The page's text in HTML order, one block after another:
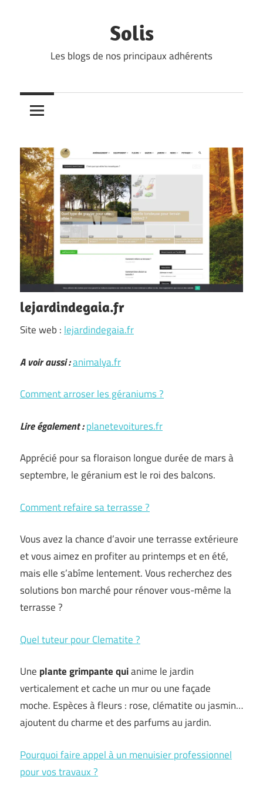
Solis
Les blogs de nos principaux adhérents
lejardindegaia.fr
Site web : lejardindegaia.fr
A voir aussi :animalya.fr
Comment arroser les géraniums ?
Lire également :planetevoitures.fr
Apprécié pour sa floraison longue durée de mars à
septembre, le géranium est le roi des balcons.
Comment refaire sa terrasse ?
Vous avez la chance d’avoir une terrasse extérieure
et vous aimez en profiter au printemps et en été,
mais elle s’abîme lentement. Vous recherchez des
solutions bon marché pour rénover vous-même la
terrasse ?
Quel tuteur pour Clematite ?
Une plante grimpante quianime le jardin
verticalement et cache un mur ou une façade
moche. Espèces à fleurs : rose, clématite ou jasmin…
ajoutent du charme et des parfums au jardin.
Pourquoi faire appel à un menuisier professionnel
pour vos travaux ?